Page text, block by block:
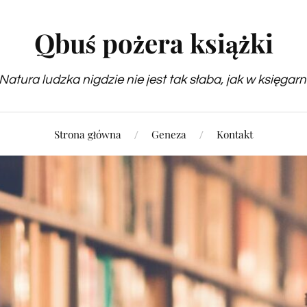
Qbuś pożera książki
ludzka nigdzie nie jest tak słaba, jak w
Strona główna Geneza Kontakt